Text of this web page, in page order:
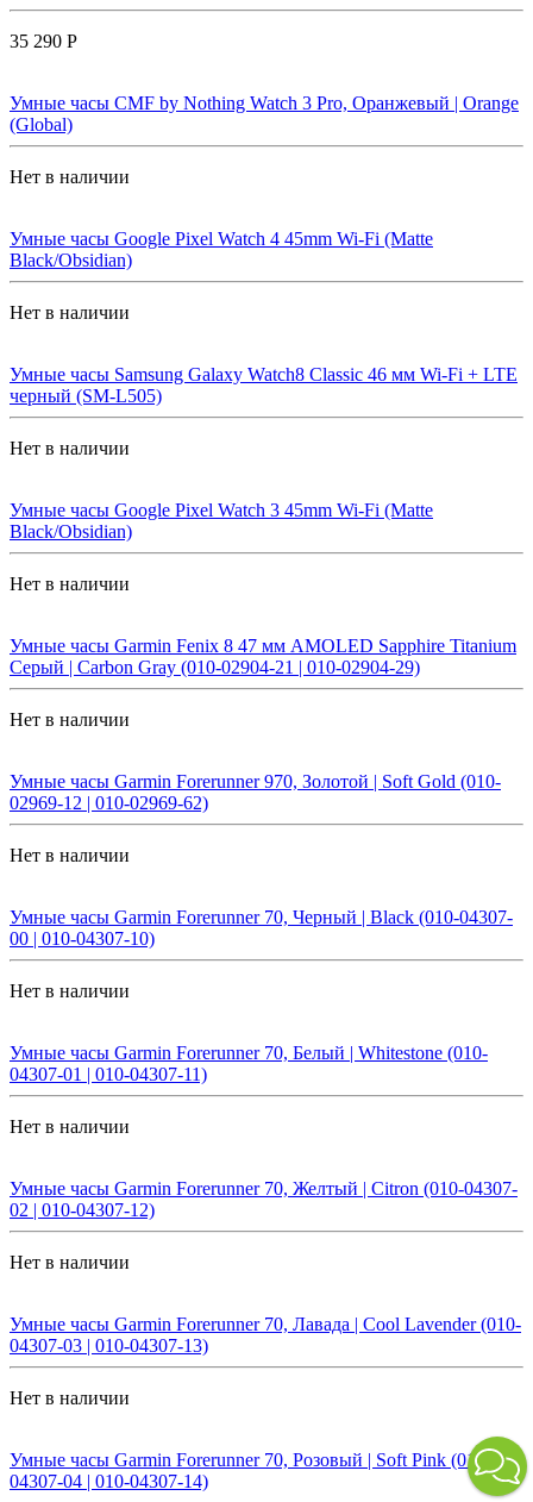
35 290 Р
Умные часы CMF by Nothing Watch 3 Pro, Оранжевый | Orange
(Global)
Нет в наличии
Умные часы Google Pixel Watch 4 45mm Wi-Fi (Matte
Black/Obsidian)
Нет в наличии
Умные часы Samsung Galaxy Watch8 Classic 46 мм Wi-Fi + LTE
черный (SM-L505)
Нет в наличии
Умные часы Google Pixel Watch 3 45mm Wi-Fi (Matte
Black/Obsidian)
Нет в наличии
Умные часы Garmin Fenix 8 47 мм AMOLED Sapphire Titanium
Серый | Carbon Gray (010-02904-21 | 010-02904-29)
Нет в наличии
Умные часы Garmin Forerunner 970, Золотой | Soft Gold (010-
02969-12 | 010-02969-62)
Нет в наличии
Умные часы Garmin Forerunner 70, Черный | Black (010-04307-
00 | 010-04307-10)
Нет в наличии
Умные часы Garmin Forerunner 70, Белый | Whitestone (010-
04307-01 | 010-04307-11)
Нет в наличии
Умные часы Garmin Forerunner 70, Желтый | Citron (010-04307-
02 | 010-04307-12)
Нет в наличии
Умные часы Garmin Forerunner 70, Лавада | Cool Lavender (010-
04307-03 | 010-04307-13)
Нет в наличии
Умные часы Garmin Forerunner 70, Розовый | Soft Pink (010-
04307-04 | 010-04307-14)